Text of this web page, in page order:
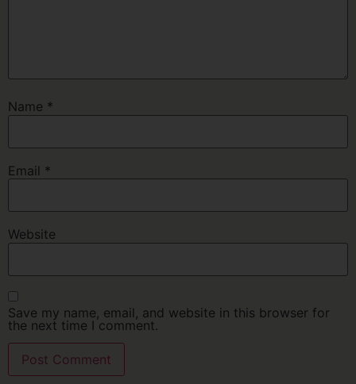
Name *
Email *
Website
Save my name, email, and website in this browser for
the next time I comment.